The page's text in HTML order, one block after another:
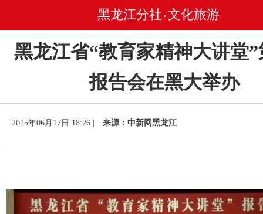
黑龙江分社 • 文化旅游
黑龙江省“教育家精神大讲堂
报告会在黑大举办
2025年06月17日 18:26 | 来源：中新网黑龙江